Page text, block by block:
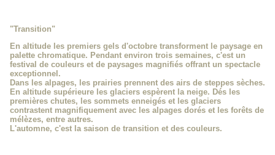
"Transition"
En altitude les premiers gels d'octobre transforment le paysage en
palette chromatique. Pendant environ trois semaines, c'est un
festival de couleurs et de paysages magnifiés offrant un spectacle
exceptionnel.
Dans les alpages, les prairies prennent des airs de steppes sèches.
En altitude supérieure les glaciers espèrent la neige. Dés les
premières chutes, les sommets enneigés et les glaciers
contrastent magnifiquement avec les alpages dorés et les forêts de
mélèzes, entre autres.
L'automne, c'est la saison de transition et des couleurs.